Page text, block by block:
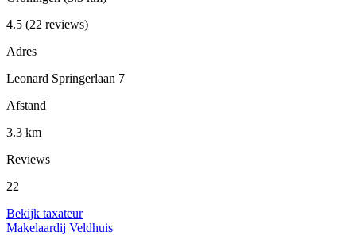
4.5 (22 reviews)
Adres
Leonard Springerlaan 7
Afstand
3.3 km
Reviews
22
Bekijk taxateur
Makelaardij Veldhuis